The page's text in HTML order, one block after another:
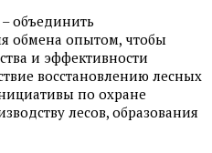
объединить
обмена опытом, чтобы
и эффективности
восстановлению лесных
по охране
лесов, образования